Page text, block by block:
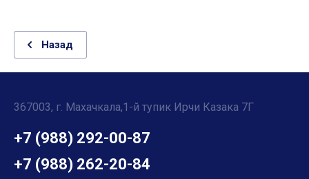
Назад
367003, г. Махачкала,1-й тупик Ирчи Казака 7Г
+7 (988) 292-00-87
+7 (988) 262-20-84